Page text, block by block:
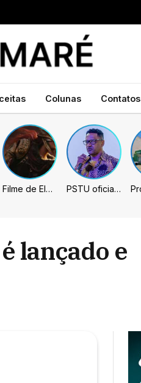
Colunas Contatos
Filme de Elden Ring tem gravações concluídas, mas ainda fica longe do lançamento PSTU oficializa Hertz Dias como candidato à Presidência da República
lançado e